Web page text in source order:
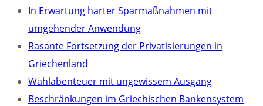
In Erwartung harter Sparmaßnahmen mit
umgehender Anwendung
Rasante Fortsetzung der Privatisierungen in
Griechenland
Wahlabenteuer mit ungewissem Ausgang
Beschränkungen im Griechischen Bankensystem